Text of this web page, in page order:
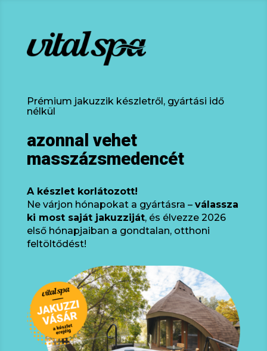
Prémium jakuzzik készletről, gyártási idő
nélkül
azonnal vehet
masszázsmedencét
A készlet korlátozott!
Ne várjon hónapokat a gyártásra – válassza
ki most saját jakuzziját, és élvezze 2026
első hónapjaiban a gondtalan, otthoni
feltöltődést!